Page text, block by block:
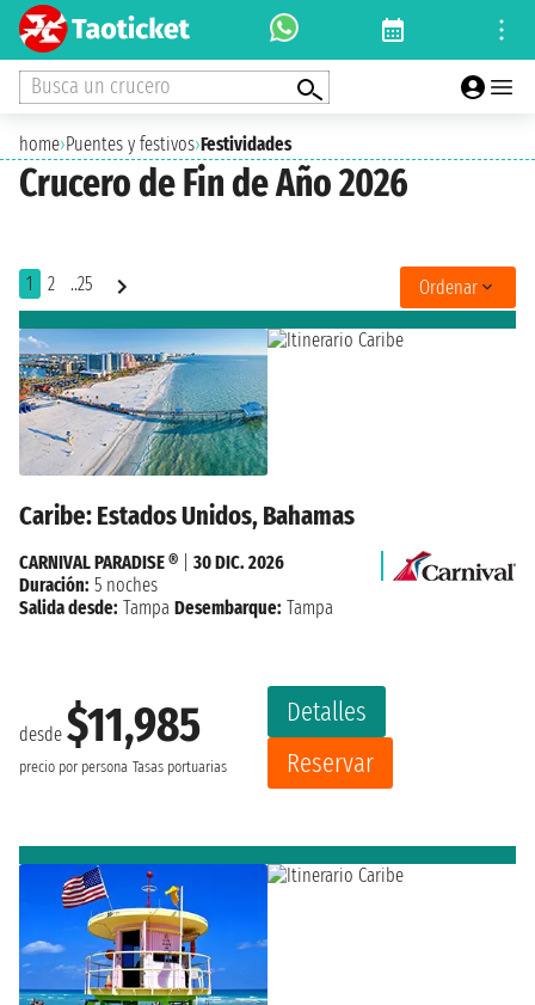
Busca un crucero
home›Puentes y festivos›Festividades
Crucero de Fin de Año 2026
1 2 ..25 Ordenar
Caribe: Estados Unidos, Bahamas
desde $11,985
precio por persona Tasas portuarias
Detalles
Reservar
CARNIVAL PARADISE ®
30 DIC. 2026
Duración: 5 noches
Salida desde: Tampa Desembarque: Tampa